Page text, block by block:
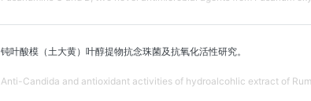
钝叶酸模（土大黄）叶醇提物抗念珠菌及抗氧化活性研究。
Anti-Candida and antioxidant activities of hydroalcohlic extract of